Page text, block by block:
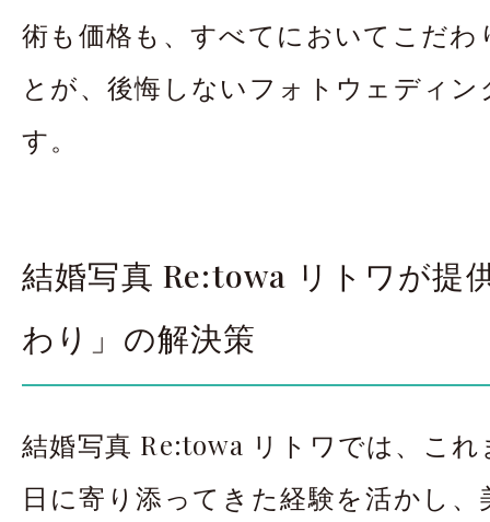
術も価格も、すべてにおいてこだわ
とが、後悔しないフォトウェディ
す。
結婚写真 Re:towa リトワが提
わり」の解決策
結婚写真 Re:towa リトワでは、こ
日に寄り添ってきた経験を活かし